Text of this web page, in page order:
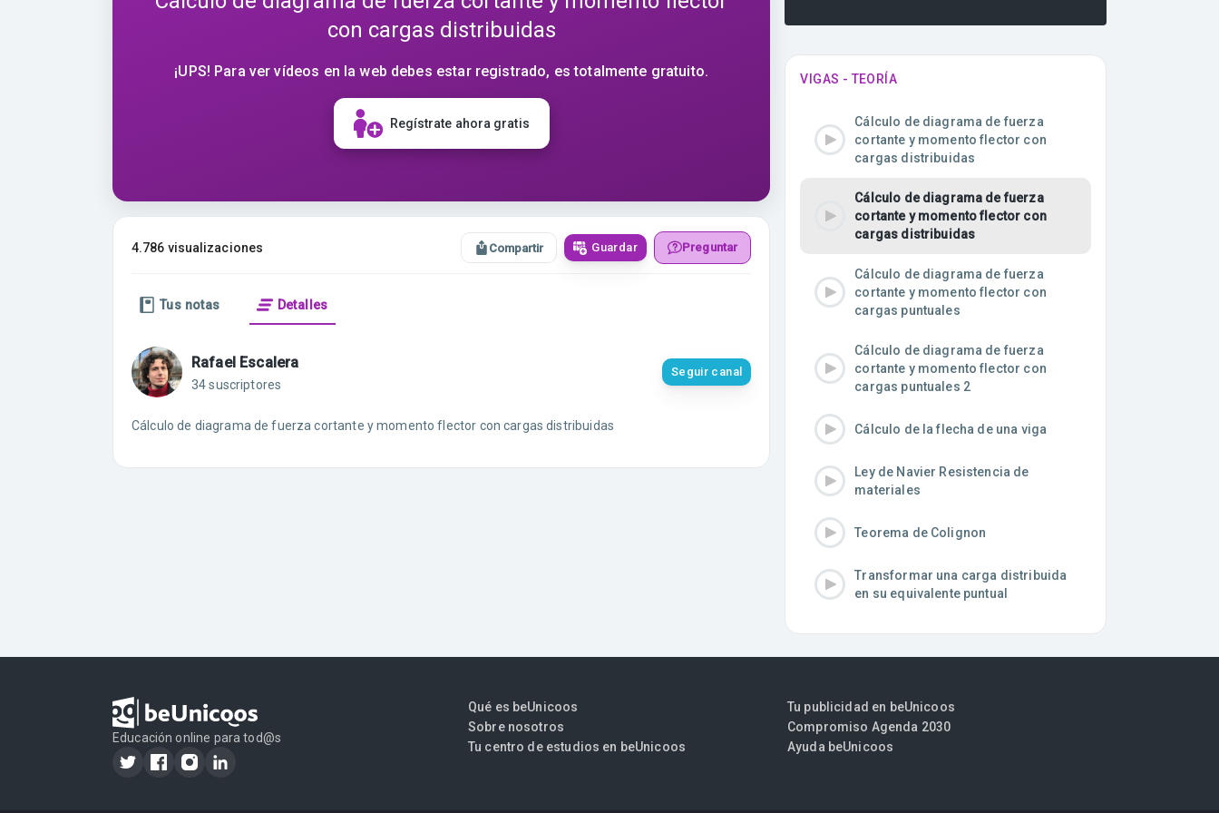
con cargas distribuidas
¡UPS! Para ver vídeos en la web debes estar registrado, es totalmente gratuito.
Regístrate ahora gratis
4.786 visualizaciones Compartir Guardar Preguntar
Tus notas Detalles
Rafael Escalera
34 suscriptores
Seguir canal
Cálculo de diagrama de fuerza cortante y momento flector con cargas distribuidas
VIGAS - TEORÍA
Cálculo de diagrama de fuerza
cortante y momento flector con
cargas distribuidas
Cálculo de diagrama de fuerza
cortante y momento flector con
cargas distribuidas
Cálculo de diagrama de fuerza
cortante y momento flector con
cargas puntuales
Cálculo de diagrama de fuerza
cortante y momento flector con
cargas puntuales 2
Cálculo de la flecha de una viga
Ley de Navier Resistencia de
materiales
Teorema de Colignon
Transformar una carga distribuida
en su equivalente puntual
Educación online para tod@s
Qué es beUnicoos
Sobre nosotros
Tu centro de estudios en beUnicoos
Tu publicidad en beUnicoos
Compromiso Agenda 2030
Ayuda beUnicoos